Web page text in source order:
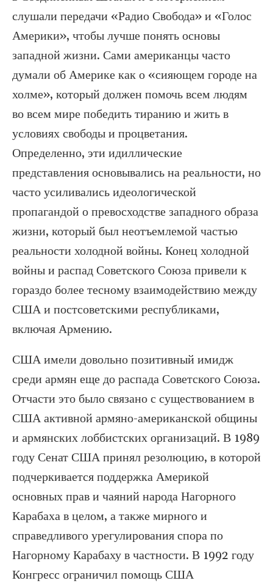
слушали передачи «Радио Свобода» и «Голос
Америки», чтобы лучше понять основы
западной жизни. Сами американцы часто
думали об Америке как о «сияющем городе на
холме», который должен помочь всем людям
во всем мире победить тиранию и жить в
условиях свободы и процветания.
Определенно, эти идиллические
представления основывались на реальности, но
часто усиливались идеологической
пропагандой о превосходстве западного образа
жизни, который был неотъемлемой частью
реальности холодной войны. Конец холодной
войны и распад Советского Союза привели к
гораздо более тесному взаимодействию между
США и постсоветскими республиками,
включая Армению.
США имели довольно позитивный имидж
среди армян еще до распада Советского Союза.
Отчасти это было связано с существованием в
США активной армяно-американской общины
и армянских лоббистских организаций. В 1989
году Сенат США принял резолюцию, в которой
подчеркивается поддержка Америкой
основных прав и чаяний народа Нагорного
Карабаха в целом, а также мирного и
справедливого урегулирования спора по
Нагорному Карабаху в частности. В 1992 году
Конгресс ограничил помощь США